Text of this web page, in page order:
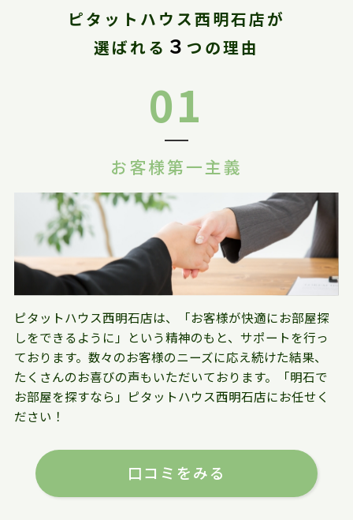
ピタットハウス西明石店が
選ばれる ３ つの理由
01
お客様第一主義
ピタットハウス西明石店は、「お客様が快適にお部屋探
しをできるように」という精神のもと、サポートを行っ
ております。数々のお客様のニーズに応え続けた結果、
たくさんのお喜びの声もいただいております。「明石で
お部屋を探すなら」ピタットハウス西明石店にお任せく
ださい！
口コミをみる